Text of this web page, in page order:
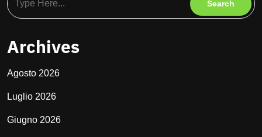
Archives
Agosto 2026
Luglio 2026
Giugno 2026